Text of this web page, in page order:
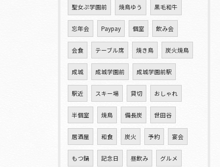
聖女ぷ学園前 焼鳥ゆう 黒毛和牛
忘年会 Paypay 個室 飲み会
会食 テーブル席 焼き鳥 炭火焼鳥
成城 成城学園前 成城学園前駅
駅近 スキー場 貸切 おしゃれ
半個室 焼鳥 備長炭 世田谷
居酒屋 和食 炭火 予約 宴会
もつ鍋 記念日 昼飲み グルメ